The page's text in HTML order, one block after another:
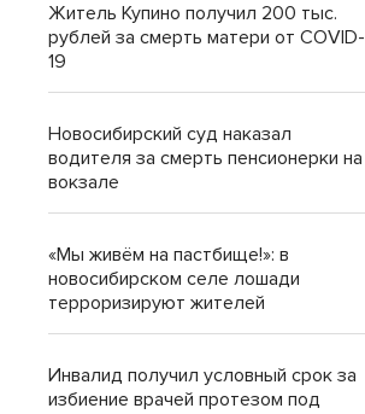
Житель Купино получил 200 тыс.
рублей за смерть матери от COVID-
19
Новосибирский суд наказал
водителя за смерть пенсионерки на
вокзале
«Мы живём на пастбище!»: в
новосибирском селе лошади
терроризируют жителей
Инвалид получил условный срок за
избиение врачей протезом под